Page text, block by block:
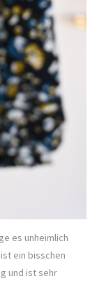
es unheimlich
ein bisschen
und ist sehr